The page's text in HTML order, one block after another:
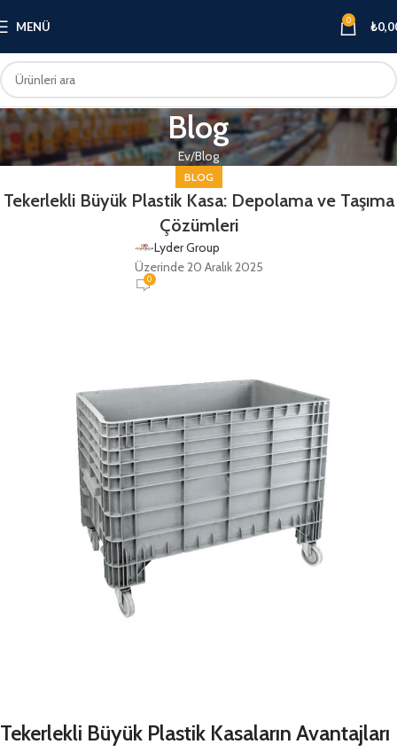
MENÜ 0
Blog
Ev Blog
BLOG
Tekerlekli Büyük Plastik Kasa: Depolama ve Taşıma
Çözümleri
Lyder Group
Üzerinde 20 Aralık 2025
0
Tekerlekli Büyük Plastik Kasaların Avantajları